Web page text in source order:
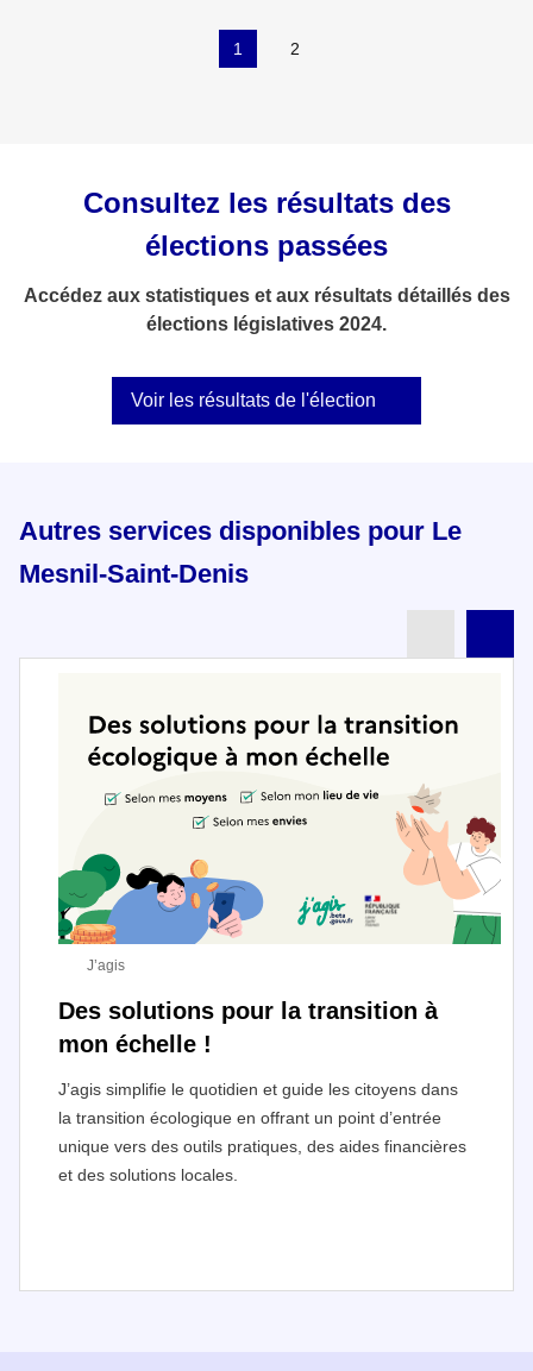
1 2
Consultez les résultats des
élections passées
Accédez aux statistiques et aux résultats détaillés des
élections législatives 2024.
Voir les résultats de l'élection
Autres services disponibles pour Le
Mesnil-Saint-Denis
Des solutions pour la transition à
mon échelle !
J’agis simplifie le quotidien et guide les citoyens dans
la transition écologique en offrant un point d’entrée
unique vers des outils pratiques, des aides financières
et des solutions locales.
J’agis